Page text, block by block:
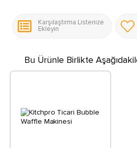
Karşılaştırma Listenize
Ekleyin
Bu Ürünle Birlikte